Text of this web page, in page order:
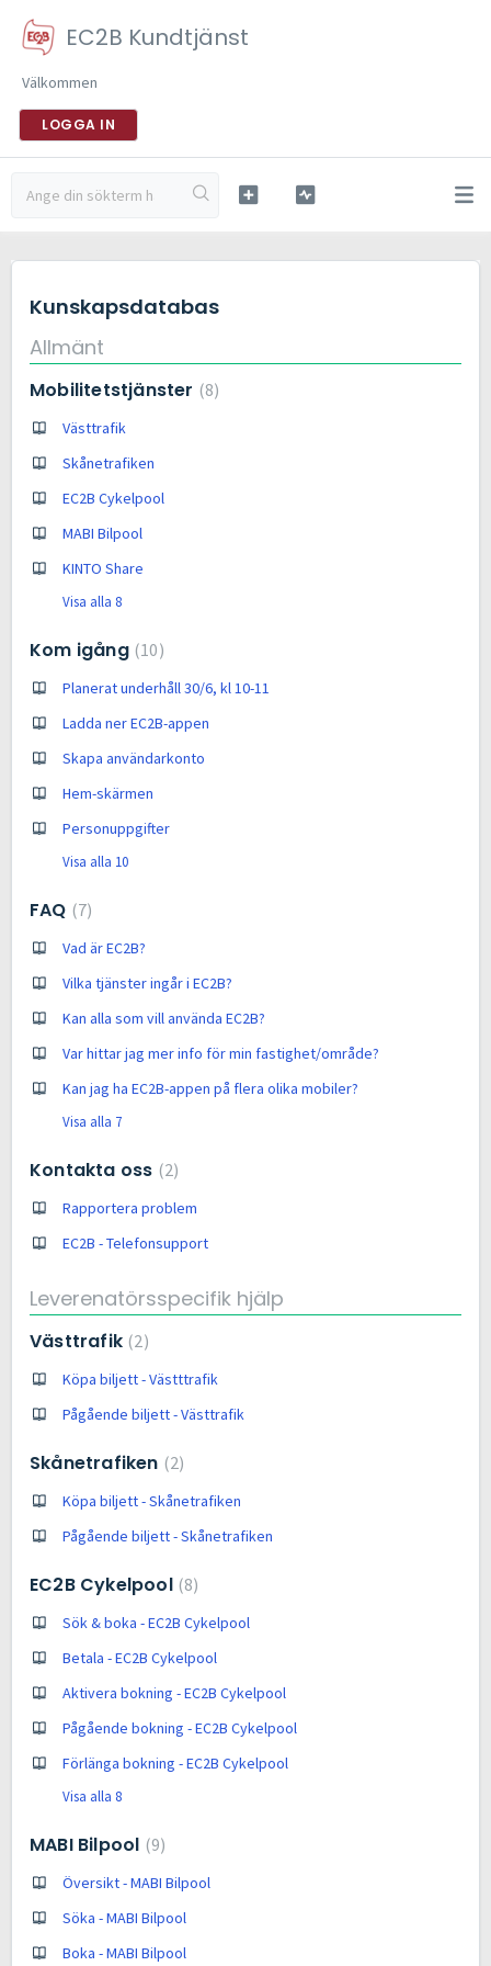
EC2B Kundtjänst
Välkommen
LOGGA IN
Kunskapsdatabas
Allmänt
Mobilitetstjänster 8
Västtrafik
Skånetrafiken
EC2B Cykelpool
MABI Bilpool
KINTO Share
Visa alla 8
Kom igång 10
Planerat underhåll 30/6, kl 10-11
Ladda ner EC2B-appen
Skapa användarkonto
Hem-skärmen
Personuppgifter
Visa alla 10
FAQ 7
Vad är EC2B?
Vilka tjänster ingår i EC2B?
Kan alla som vill använda EC2B?
Var hittar jag mer info för min fastighet/område?
Kan jag ha EC2B-appen på flera olika mobiler?
Visa alla 7
Kontakta oss 2
Rapportera problem
EC2B - Telefonsupport
Leverenatörsspecifik hjälp
Västtrafik 2
Köpa biljett - Västttrafik
Pågående biljett - Västtrafik
Skånetrafiken 2
Köpa biljett - Skånetrafiken
Pågående biljett - Skånetrafiken
EC2B Cykelpool 8
Sök & boka - EC2B Cykelpool
Betala - EC2B Cykelpool
Aktivera bokning - EC2B Cykelpool
Pågående bokning - EC2B Cykelpool
Förlänga bokning - EC2B Cykelpool
Visa alla 8
MABI Bilpool 9
Översikt - MABI Bilpool
Söka - MABI Bilpool
Boka - MABI Bilpool